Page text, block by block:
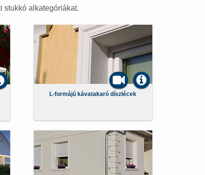
stukkó alkategóriákat.
L-formájú kávatakaró díszlécek